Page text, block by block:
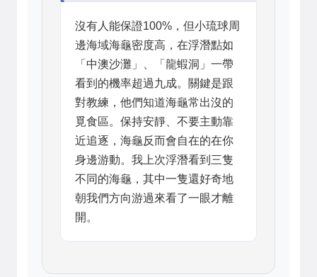
沒有人能保證100%，但小琉球周
邊海域海龜密度高，在浮潛點如
「中澳沙灘」、「龍蝦洞」一帶
看到的機率超過九成。關鍵是跟
對教練，他們知道海龜常出沒的
覓食區。保持安靜、不要主動靠
近追逐，海龜反而會自在的在你
身邊游動。我上次浮潛看到三隻
不同的海龜，其中一隻還好奇地
朝我們方向游過來看了一眼才離
開。